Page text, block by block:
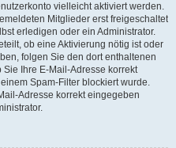
vielleicht aktiviert werden.
Mitglieder erst freigeschaltet
erledigen oder ein Administrator.
ob eine Aktivierung nötig ist oder
folgen Sie den dort enthaltenen
Ihre E-Mail-Adresse korrekt
Spam-Filter blockiert wurde.
Adresse korrekt eingegeben